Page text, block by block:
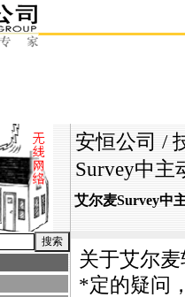
安恒公司 /
Survey中主
艾尔麦Survey中
关于艾尔
*定的疑问